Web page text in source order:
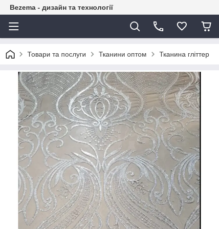
Bezema - дизайн та технології
Товари та послуги Тканини оптом Тканина гліттер